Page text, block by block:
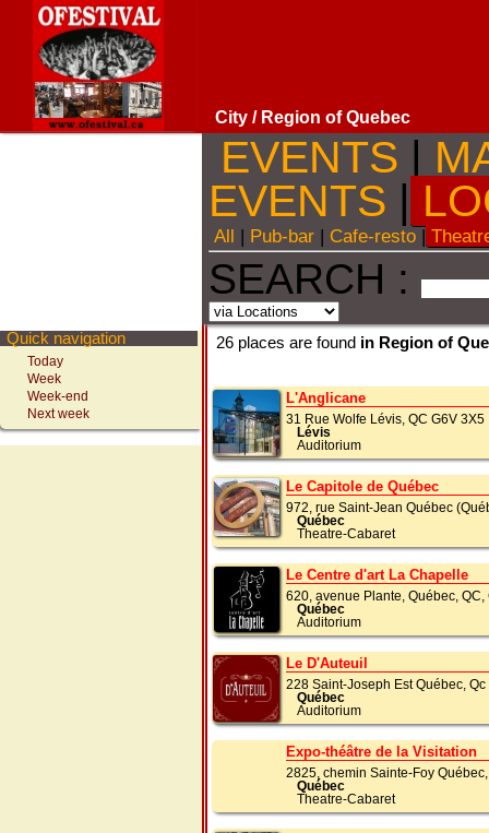
City / Region of Quebec
Quick navigation
Today
Week
Week-end
Next week
EVENTS |
EVENTS |
All | Pub-bar | Cafe-resto |
SEARCH :
26 places are found in Region of
L'Anglicane
31 Rue Wolfe Lévis, QC G6V 3X5
Lévis
Auditorium
Le Capitole de Québec
972, rue Saint-Jean Québec
Québec
Theatre-Cabaret
Le Centre d'art La Chapelle
620, avenue Plante, Québec, QC,
Québec
Auditorium
Le D'Auteuil
228 Saint-Joseph Est Québec, Qc
Québec
Auditorium
Expo-théâtre de la Visitation
2825, chemin Sainte-Foy
Québec
Theatre-Cabaret